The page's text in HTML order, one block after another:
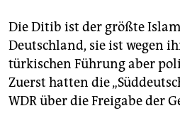
Die Ditib ist der größte
Deutschland, sie ist wegen
türkischen Führung aber
Zuerst hatten die
WDR über die Freigabe der